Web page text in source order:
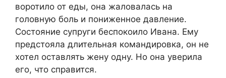
воротило от еды, она жаловалась на
головную боль и пониженное давление.
Состояние супруги беспокоило Ивана. Ему
предстояла длительная командировка, он не
хотел оставлять жену одну. Но она уверила
его, что справится.​